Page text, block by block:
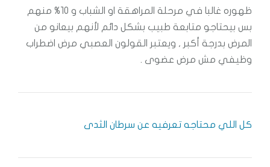
ظهوره غالبا في مرحلة المراهقة او الشباب و 10% منهم
بس بيحتاجو متابعة طبيب بشكل دائم لأنهم بيعانو من
المرض بدرجة أكبر , ويعتبر القولون العصبي مرض اضطراب
وظيفي مش مرض عضوى .
كل اللي محتاجه تعرفيه عن سرطان الثدى